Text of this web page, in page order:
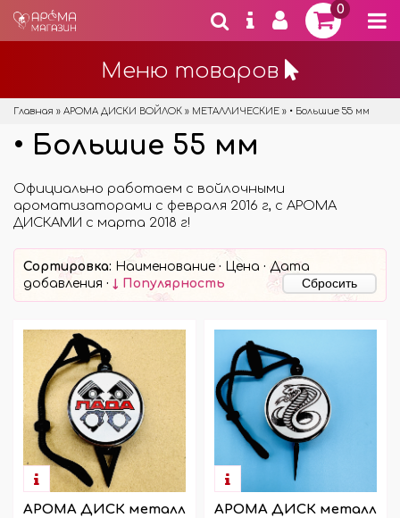
0
Меню товаров
Главная » АРОМА ДИСКИ ВОЙЛОК » МЕТАЛЛИЧЕСКИЕ » • Большие 55 мм
• Большие 55 мм
Официально работаем с войлочными
ароматизаторами с февраля 2016 г, с АРОМА
ДИСКАМИ с марта 2018 г!
Сортировка: Наименование · Цена · Дата
добавления · ↓ Популярность Сбросить
АРОМА ДИСК металл
АРОМА ДИСК металл